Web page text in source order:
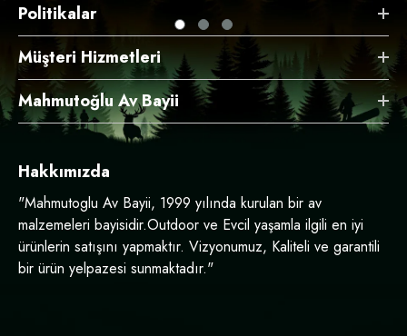
Politikalar
Müşteri Hizmetleri
Mahmutoğlu Av Bayii
Hakkımızda
"Mahmutoglu Av Bayii, 1999 yılında kurulan bir av
malzemeleri bayisidir.Outdoor ve Evcil yaşamla ilgili en iyi
ürünlerin satışını yapmaktır. Vizyonumuz, Kaliteli ve garantili
bir ürün yelpazesi sunmaktadır."